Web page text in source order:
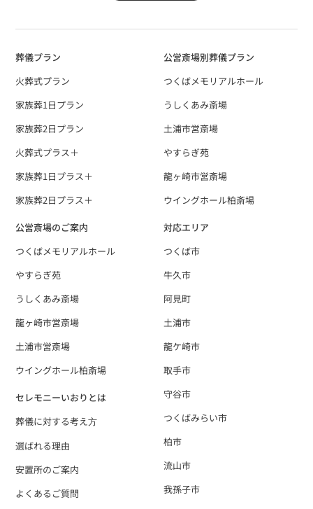
葬儀プラン
火葬式プラン
家族葬1日プラン
家族葬2日プラン
火葬式プラス＋
家族葬1日プラス＋
家族葬2日プラス＋
公営斎場別葬儀プラン
つくばメモリアルホール
うしくあみ斎場
土浦市営斎場
やすらぎ苑
龍ヶ崎市営斎場
ウイングホール柏斎場
公営斎場のご案内
つくばメモリアルホール
やすらぎ苑
うしくあみ斎場
龍ヶ崎市営斎場
土浦市営斎場
ウイングホール柏斎場
対応エリア
つくば市
牛久市
阿見町
土浦市
龍ケ崎市
取手市
守谷市
つくばみらい市
柏市
流山市
我孫子市
セレモニーいおりとは
葬儀に対する考え⽅
選ばれる理由
安置所のご案内
よくあるご質問